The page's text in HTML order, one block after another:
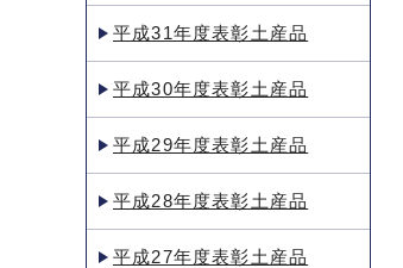
平成31年度表彰土産品
平成30年度表彰土産品
平成29年度表彰土産品
平成28年度表彰土産品
平成27年度表彰土産品